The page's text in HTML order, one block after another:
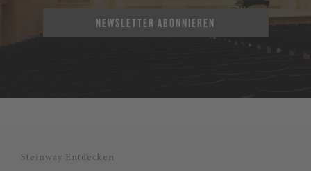
NEWSLETTER ABONNIEREN
Steinway Entdecken